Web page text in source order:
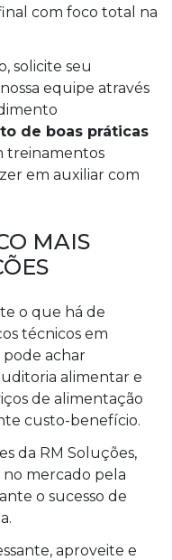
com foco total na
solicite seu
equipe através
de boas práticas
treinamentos
em auxiliar com
MAIS
o que há de
técnicos em
pode achar
alimentar e
de alimentação
custo-benefício.
da RM Soluções,
mercado pela
o sucesso de
aproveite e